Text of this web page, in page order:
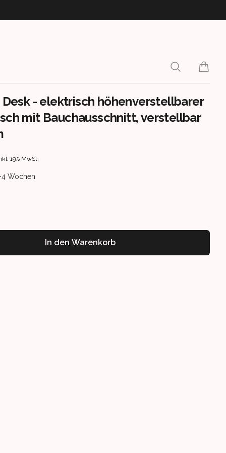
Search
items
- elektrisch höhenverstellbarer
mit Bauchausschnitt, verstellbar
19% MwSt.
information
4 Wochen
In den Warenkorb